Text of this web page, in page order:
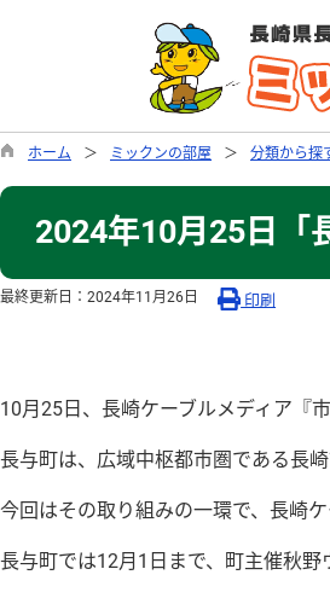
ホーム ミックンの部屋 分類から探
2024年10月25日「
最終更新日： 2024年11月26日 印刷
10月25日、長崎ケーブルメディア『
長与町は、広域中枢都市圏である長
今回はその取り組みの一環で、長崎
長与町では12月1日まで、町主催秋